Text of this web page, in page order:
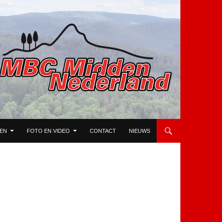
FOTO EN VIDEO CONTACT NIEUWS